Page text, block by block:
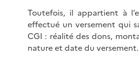
Toutefois, il appartient à
effectué un versement qui
CGI : réalité des dons,
nature et date du versement.